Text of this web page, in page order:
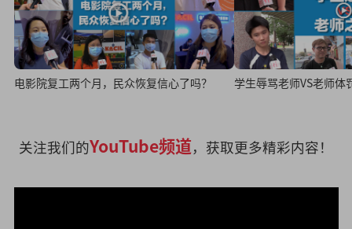
电影院复工两个月，民众恢复信心了吗？ 学生辱骂老师VS老师体
关注我们的YouTube频道，获取更多精彩内容！